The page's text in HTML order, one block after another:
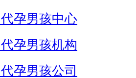
孕男孩中心
孕男孩机构
孕男孩公司